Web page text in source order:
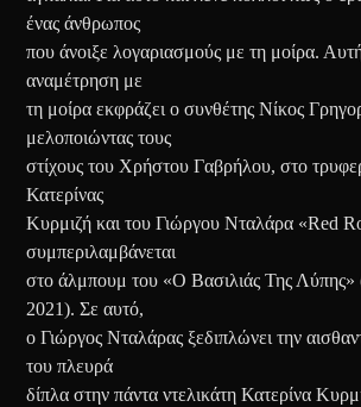
ένας άνθρωπος
που άνοιξε λογαριασμούς με τη μοίρα.
αναμέτρηση με
τη μοίρα εκφράζει ο συνθέτης Νίκος
μελοποιώντας τους
στίχους του Χρήστου Γαβρήλου, στο
Κατερίνας
Κυρμιζή και του Γιώργου Νταλάρα «Red
συμπεριλαμβάνεται
στο άλμπουμ του «Ο Βασιλιάς Της
2021). Σε αυτό,
ο Γιώργος Νταλάρας ξεδιπλώνει την
του πλευρά
δίπλα στην πάντα ντελικάτη Κατερίνα